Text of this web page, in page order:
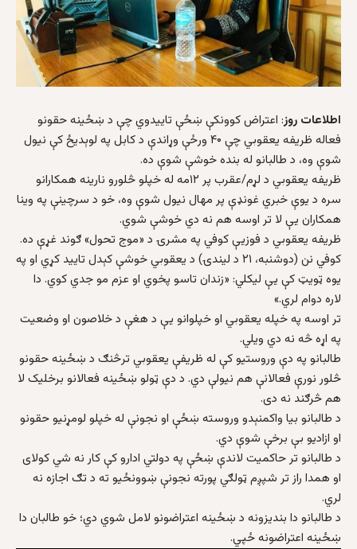
اطلاعات روز: اعتراض کوونکې ښځې تاييدوي چې د ښځينه حقونو
فعاله ظريفه يعقوبي چې ۴۰ ورځې وړاندې د کابل په لوېديځ کې نيول
شوې وه، د طالبانو له بنده خوشې شوې ده.
ظريفه يعقوبي د لړم/عقرب پر ۱۲مه له خپلو څلورو نارينه همکارانو
سره د يوې خبري غونډې پر مهال نيول شوې وه، خو د سرچينې په وينا
همکاران يې لا تر اوسه هم نه دي خوشې شوي.
ظريفه يعقوبي د فوزيې کوفي په مشرۍ د «موج تحول» ګوند غړې ده.
کوفي نن (دوشنبه، ۲۱ د لیندۍ) د يعقوبي خوشې کېدل تاييد کړي او په
یوه ټويټ کې يې ليکلي: «زندان تاسو پخوي او عزم مو جدي کوي. دا
لاره دوام لري.»
تر اوسه په خپله يعقوبي او خپلوانو یې د هغې د خلاصون او وضعيت
په اړه څه نه دي ويلي.
طالبانو په دې وروستيو کې له ظريفې يعقوبي ترڅنګ د ښځينه حقونو
څلور نورې فعالانې هم نيولې دي. د دې ټولو ښځينه فعالانو برخليک لا
هم څرګند نه دی.
د طالبانو بیا واکمنېدو وروسته ښځې او نجونې له خپلو لومړنيو حقونو
او ازاديو بې برخې شوې دي.
د طالبانو تر حاکميت لاندې ښځې په دولتي ادارو کې کار نه شي کولای
او همدا راز تر شپږم ټولګي پورته نجونې ښوونځیو ته د تګ اجازه نه
لري.
د طالبانو دا بنديزونه د ښځينه اعتراضونو لامل شوي دي؛ خو طالبان دا
ښځينه اعتراضونه ځپي.